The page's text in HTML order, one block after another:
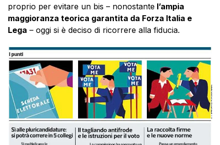
proprio per evitare un bis – nonostante l’ampia
maggioranza teorica garantita da Forza Italia e
Lega – oggi si è deciso di ricorrere alla fiducia.